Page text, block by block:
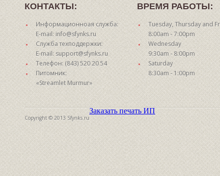
КОНТАКТЫ:
Информационноая служба:
E-mail: info@sfynks.ru
Служба техподдержки:
E-mail: support@sfynks.ru
Телефон: (843) 520 20 54
Питомник:
«Streamlet Murmur»
ВРЕМЯ РАБОТЫ:
Tuesday, Thursday and
8:00am - 7:00pm
Wednesday
9:30am - 8:00pm
Saturday
8:30am - 1:00pm
Copyright © 2013 Sfynks.ru
Заказать печать ИП